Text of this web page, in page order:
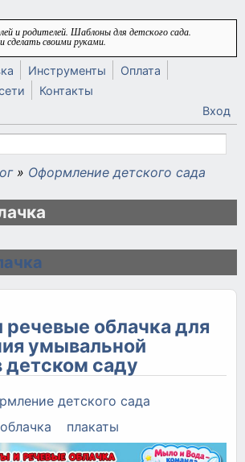
содержанию
и родителей. Шаблоны для детского сада.
своими руками.
Инструменты
Оплата
Контакты
Вход
» Оформление детского сада
речевые облачка для
умывальной
детском саду
детского сада
плакаты